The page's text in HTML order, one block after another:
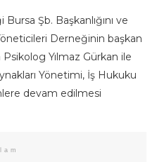
Şb. Başkanlığını ve
Derneğinin başkan
Psikolog Yılmaz Gürkan ile
Yönetimi, İş Hukuku
devam edilmesi